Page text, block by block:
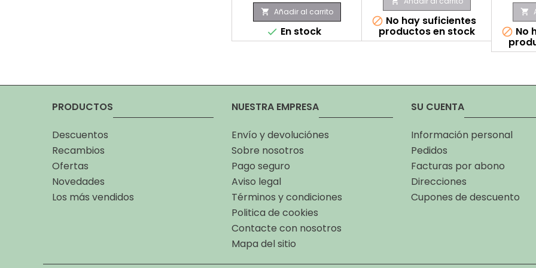
 Añadir al carrito
 En stock
 No hay suficientes
productos en stock

 No
PRODUCTOS
Descuentos
Recambios
Ofertas
Novedades
Los más vendidos
NUESTRA EMPRESA
Envío y devoluciónes
Sobre nosotros
Pago seguro
Aviso legal
Términos y condiciones
Politica de cookies
Contacte con nosotros
Mapa del sitio
SU CUENTA
Información personal
Pedidos
Facturas por abono
Direcciones
Cupones de descuento